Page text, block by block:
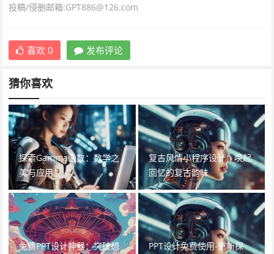
投稿/侵删邮箱:GPT886@126.com
喜欢 0 发布评论
猜你喜欢
探索Gamma函数：数学之
美与应用
复古风情小程序设计：唤起
回忆的复古韵味
免费PPT设计神器：突破想 PPT设计免费使用-重新探